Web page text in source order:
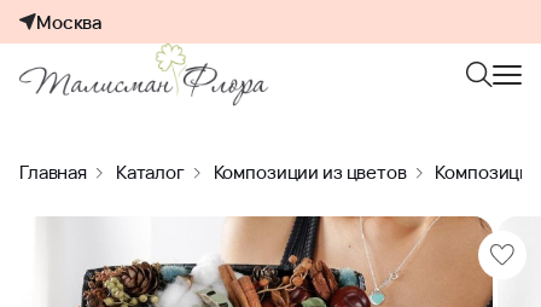
Москва
Главная Каталог Композиции из цветов